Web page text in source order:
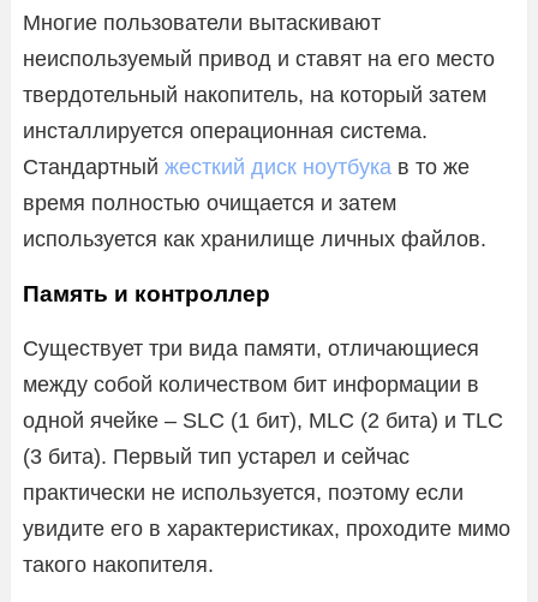
Многие пользователи вытаскивают
неиспользуемый привод и ставят на его место
твердотельный накопитель, на который затем
инсталлируется операционная система.
Стандартный жесткий диск ноутбука в то же
время полностью очищается и затем
используется как хранилище личных файлов.
Память и контроллер
Существует три вида памяти, отличающиеся
между собой количеством бит информации в
одной ячейке – SLC (1 бит), MLC (2 бита) и TLC
(3 бита). Первый тип устарел и сейчас
практически не используется, поэтому если
увидите его в характеристиках, проходите мимо
такого накопителя.